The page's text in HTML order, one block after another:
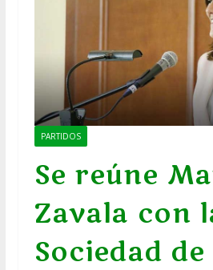
PARTIDOS
Se reúne
Zavala con
Sociedad